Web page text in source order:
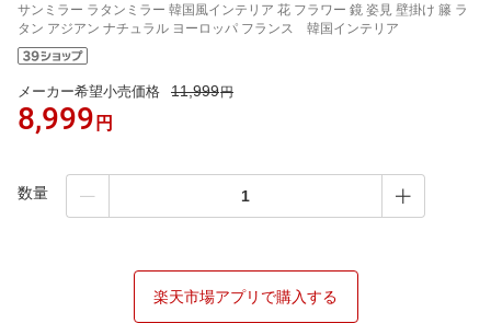
サンミラー ラタンミラー 韓国風インテリア 花 フラワー 鏡 姿見 壁掛け 籐 ラ
タン アジアン ナチュラル ヨーロッパ フランス 韓国インテリア
メーカー希望小売価格 11,999円
8,999 円
数量
楽天市場アプリで購入する